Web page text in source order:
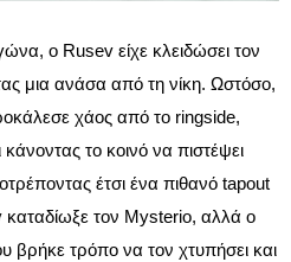
ο Rusev είχε κλειδώσει τον
μια ανάσα από τη νίκη. Ωστόσο,
χάος από το ringside,
το κοινό να πιστέψει
έτσι ένα πιθανό tapout
τον Mysterio, αλλά ο
βρήκε τρόπο να τον χτυπήσει και